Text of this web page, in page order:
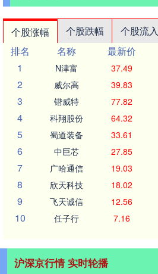
个股涨幅 个股跌幅 个股流入
排名
名称 最新价
1
N津富 37.49
2 威尔高 39.83
3 锴威特 77.82
4 科翔股份 64.32
5 蜀道装备 33.61
6 中巨芯 27.85
7 广哈通信 19.03
8 欣天科技 18.02
9 飞天诚信 12.56
10 任子行 7.16
沪深京行情 实时轮播